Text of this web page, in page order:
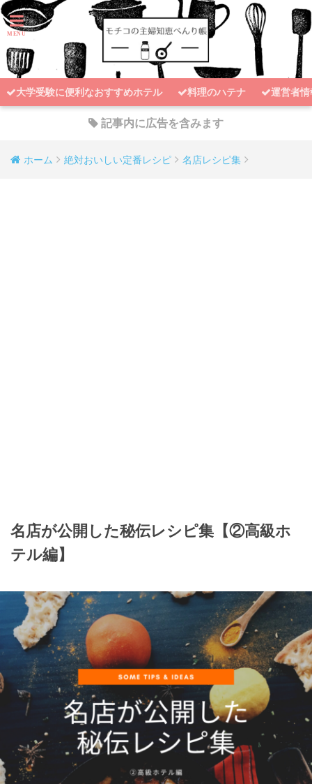
大学受験に便利なおすすめホテル 料理のハテナ 運営者情
記事内に広告を含みます
ホーム 絶対おいしい定番レシピ 名店レシピ集
名店が公開した秘伝レシピ集【②高級ホ
テル編】